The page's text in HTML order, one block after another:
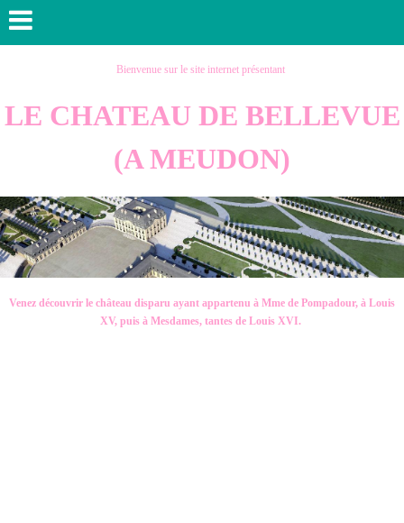
Bienvenue sur le site internet présentant
LE CHATEAU DE BELLEVUE
(A MEUDON)
Venez découvrir le château disparu ayant appartenu à Mme de Pompadour, à Louis
XV, puis à Mesdames, tantes de Louis XVI.